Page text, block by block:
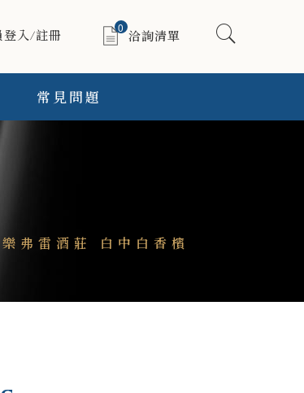
登入/註冊 0
洽詢清單
常見問題
酒莊 白中白香檳